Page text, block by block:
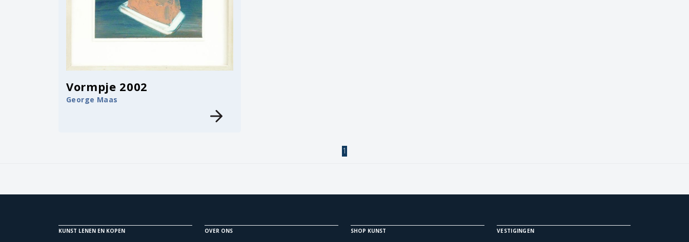
Vormpje 2002
George Maas
1
KUNST LENEN EN KOPEN OVER ONS SHOP KUNST VESTIGINGEN